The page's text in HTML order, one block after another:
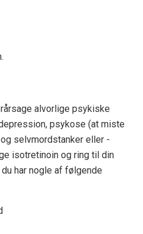
alvorlige psykiske
psykose (at miste
selvmordstanker eller -
isotretinoin og ring til din
har nogle af følgende